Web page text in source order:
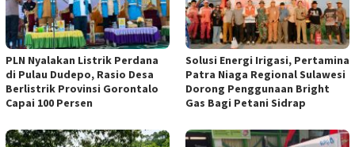
PLN Nyalakan Listrik Perdana
di Pulau Dudepo, Rasio Desa
Berlistrik Provinsi Gorontalo
Capai 100 Persen
Solusi Energi Irigasi, Pertamina
Patra Niaga Regional Sulawesi
Dorong Penggunaan Bright
Gas Bagi Petani Sidrap